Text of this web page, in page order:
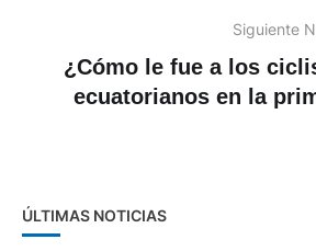
Siguiente
¿Cómo le fue a los
ecuatorianos en la
ÚLTIMAS NOTICIAS